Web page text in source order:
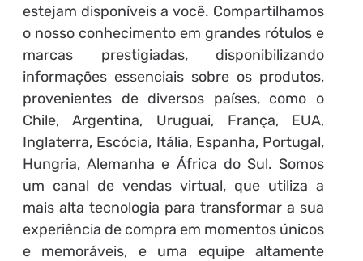
estejam disponíveis a você. Compartilhamos
o nosso conhecimento em grandes rótulos e
marcas prestigiadas, disponibilizando
informações essenciais sobre os produtos,
provenientes de diversos países, como o
Chile, Argentina, Uruguai, França, EUA,
Inglaterra, Escócia, Itália, Espanha, Portugal,
Hungria, Alemanha e África do Sul. Somos
um canal de vendas virtual, que utiliza a
mais alta tecnologia para transformar a sua
experiência de compra em momentos únicos
e memoráveis, e uma equipe altamente